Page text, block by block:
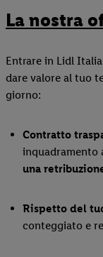
La nostra
Entrare in Lidl
dare valore al tuo
giorno:
Contratto
inquadramento
una
Rispetto del
conteggiato e